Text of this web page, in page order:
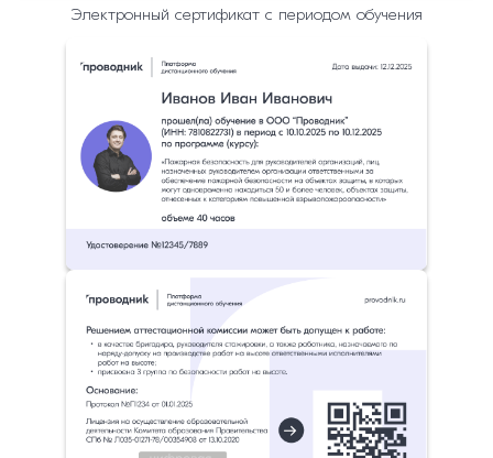
Электронный сертификат с периодом обучения